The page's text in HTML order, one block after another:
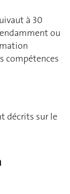
à 30
ou
compétences
décrits sur le